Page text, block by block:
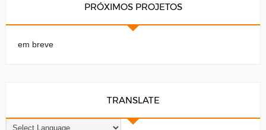
PRÓXIMOS PROJETOS
em breve
TRANSLATE